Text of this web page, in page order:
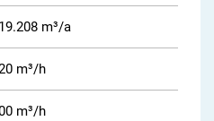
m³/a
m³/h
m³/h